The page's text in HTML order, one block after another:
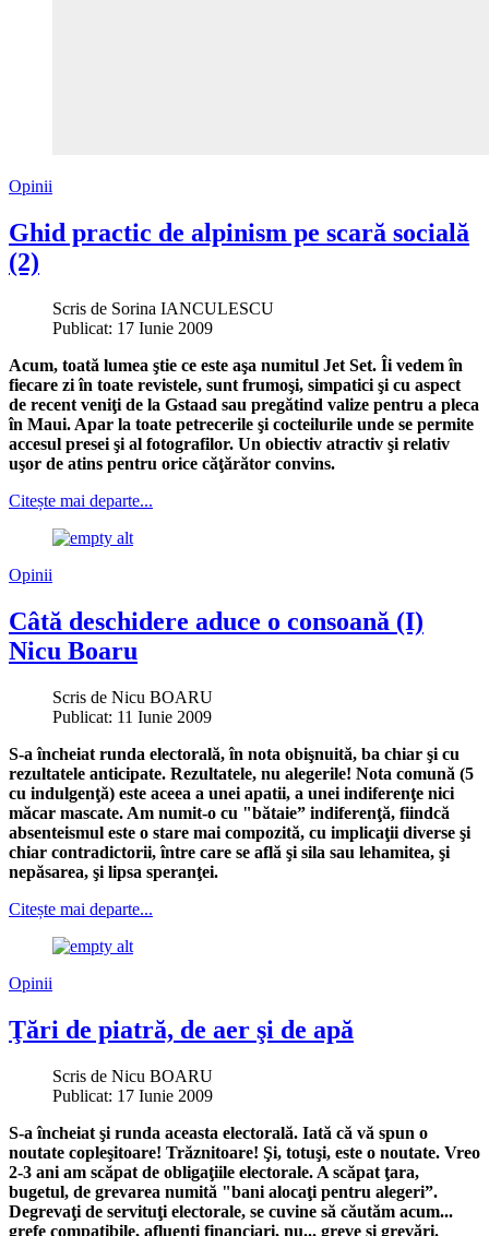
Opinii
Ghid practic de alpinism pe scară socială
(2)
Scris de Sorina IANCULESCU
Publicat: 17 Iunie 2009
Acum, toată lumea ştie ce este aşa numitul Jet Set. Îi vedem în
fiecare zi în toate revistele, sunt frumoşi, simpatici şi cu aspect
de recent veniţi de la Gstaad sau pregătind valize pentru a pleca
în Maui. Apar la toate petrecerile şi cocteilurile unde se permite
accesul presei şi al fotografilor. Un obiectiv atractiv şi relativ
uşor de atins pentru orice căţărător convins.
Citește mai departe...
Opinii
Câtă deschidere aduce o consoană (I)
Nicu Boaru
Scris de Nicu BOARU
Publicat: 11 Iunie 2009
S-a încheiat runda electorală, în nota obişnuită, ba chiar şi cu
rezultatele anticipate. Rezultatele, nu alegerile! Nota comună (5
cu indulgenţă) este aceea a unei apatii, a unei indiferenţe nici
măcar mascate. Am numit-o cu "bătaie” indiferenţă, fiindcă
absenteismul este o stare mai compozită, cu implicaţii diverse şi
chiar contradictorii, între care se află şi sila sau lehamitea, şi
nepăsarea, şi lipsa speranţei.
Citește mai departe...
Opinii
Ţări de piatră, de aer şi de apă
Scris de Nicu BOARU
Publicat: 17 Iunie 2009
S-a încheiat şi runda aceasta electorală. Iată că vă spun o
noutate copleşitoare! Trăznitoare! Şi, totuşi, este o noutate. Vreo
2-3 ani am scăpat de obligaţiile electorale. A scăpat ţara,
bugetul, de grevarea numită "bani alocaţi pentru alegeri”.
Degrevaţi de servituţi electorale, se cuvine să căutăm acum...
grefe compatibile, afluenţi financiari, nu... greve şi grevări.